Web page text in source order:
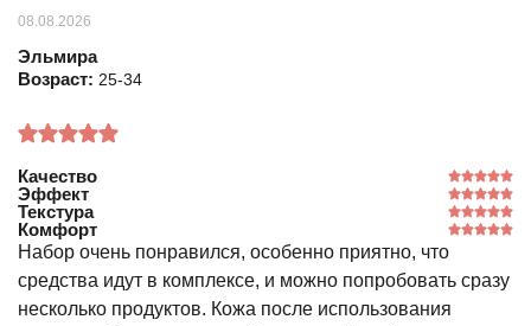
08.08.2026
Эльмира
Возраст: 25-34
Качество
Эффект
Текстура
Комфорт
Набор очень понравился, особенно приятно, что
средства идут в комплексе, и можно попробовать сразу
несколько продуктов. Кожа после использования